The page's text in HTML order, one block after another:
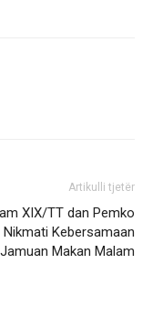
Artikulli tjetër
XIX/TT dan Pemko
Kebersamaan
Makan Malam